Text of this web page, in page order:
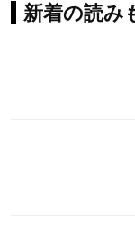
新着の読み